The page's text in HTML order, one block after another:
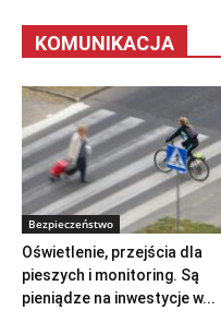
KOMUNIKACJA
Bezpieczeństwo
Oświetlenie, przejścia dla
pieszych i monitoring. Są
pieniądze na inwestycje w...